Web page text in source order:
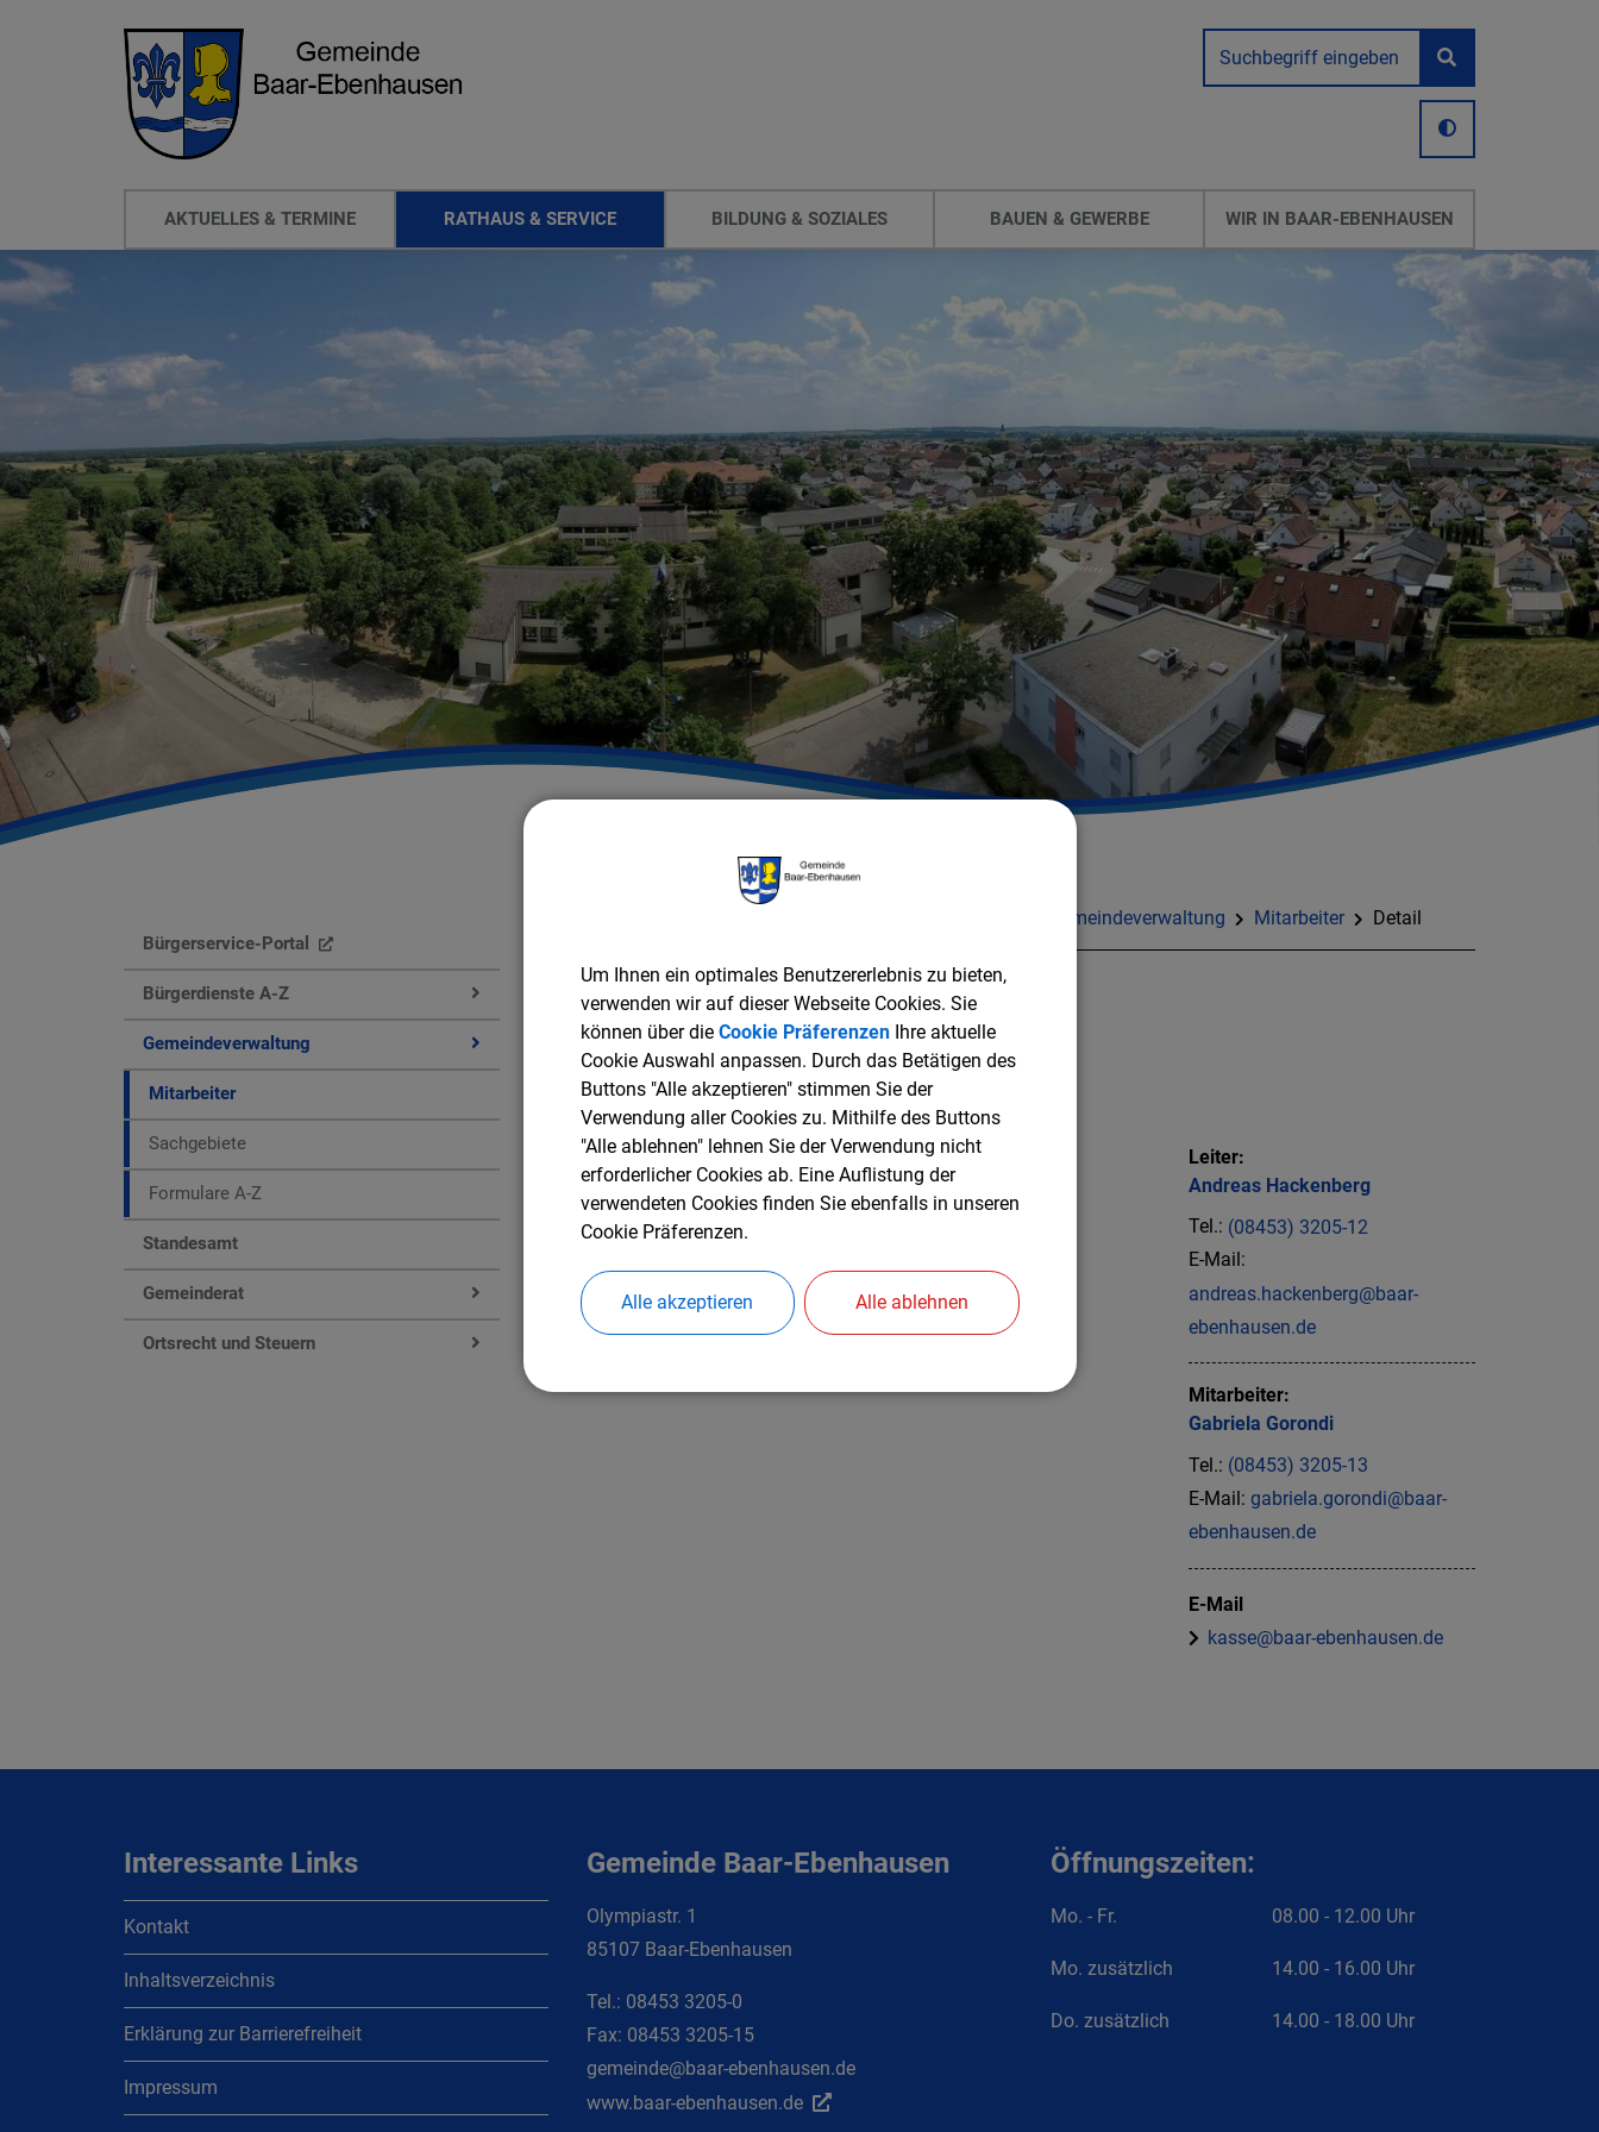
AKTUELLES & TERMINE RATHAUS & SERVICE BILDUNG & SOZIALES BAUEN & GEWERBE WIR IN BAAR-EBENHAUSEN
Bürgerservice-Portal
Bürgerdienste A-Z
Gemeindeverwaltung
Mitarbeiter
Sachgebiete
Formulare A-Z
Standesamt
Gemeinderat
Ortsrecht und Steuern
Gemeindeverwaltung Mitarbeiter Detail
ZURÜCK
Gemeindekasse
Leiter:
Andreas Hackenberg
Tel.: (08453) 3205-12
E-Mail:
andreas.hackenberg@baar-
ebenhausen.de
Mitarbeiter:
Gabriela Gorondi
Tel.: (08453) 3205-13
E-Mail: gabriela.gorondi@baar-
ebenhausen.de
E-Mail
kasse@baar-ebenhausen.de
Interessante Links
Kontakt
Inhaltsverzeichnis
Erklärung zur Barrierefreiheit
Impressum
Gemeinde Baar-Ebenhausen
Olympiastr. 1
85107 Baar-Ebenhausen
Tel.: 08453 3205-0
Fax: 08453 3205-15
gemeinde@baar-ebenhausen.de
www.baar-ebenhausen.de
Öffnungszeiten:
Mo. - Fr. 08.00 - 12.00 Uhr
Mo. zusätzlich 14.00 - 16.00 Uhr
Do. zusätzlich 14.00 - 18.00 Uhr
Um Ihnen ein optimales Benutzererlebnis zu bieten,
verwenden wir auf dieser Webseite Cookies. Sie
können über die Cookie PräferenzenIhre aktuelle
Cookie Auswahl anpassen. Durch das Betätigen des
Buttons "Alle akzeptieren" stimmen Sie der
Verwendung aller Cookies zu. Mithilfe des Buttons
"Alle ablehnen" lehnen Sie der Verwendung nicht
erforderlicher Cookies ab. Eine Auflistung der
verwendeten Cookies finden Sie ebenfalls in unseren
Cookie Präferenzen.
Alle akzeptieren Alle ablehnen